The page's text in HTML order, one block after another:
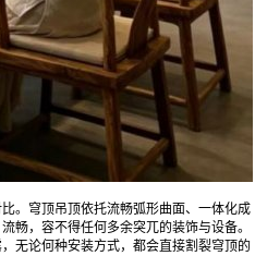
。穹顶吊顶依托流畅弧形曲面、一体化成
畅，容不得任何多余突兀的装饰与设备。
无论何种安装方式，都会直接割裂穹顶的